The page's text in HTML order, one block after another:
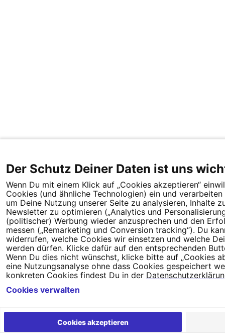
Der Schutz Deiner Daten ist uns
Wenn Du mit einem Klick auf „Cookies akzeptieren“
Cookies (und ähnliche Technologien) ein und
um Deine Nutzung unserer Seite zu analysieren, Inhalte
Newsletter zu optimieren („Analytics und
(politischer) Werbung wieder anzusprechen und den
messen („Remarketing und Conversion tracking“). Du
widerrufen, welche Cookies wir einsetzen und welche
werden dürfen. Klicke dafür auf den entsprechenden
Wenn Du dies nicht wünschst, klicke bitte auf „Cookies
eine Nutzungsanalyse ohne dass Cookies gespeichert
konkreten Cookies findest Du in der
Cookies akzeptieren
Cookies verwalten